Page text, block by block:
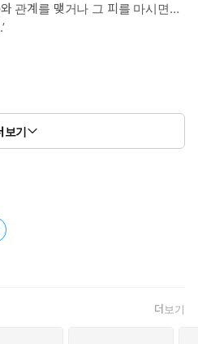
관계를 맺거나 그 피를 마시면…
용사 일행에게 접근하게 되는
보기
더보기